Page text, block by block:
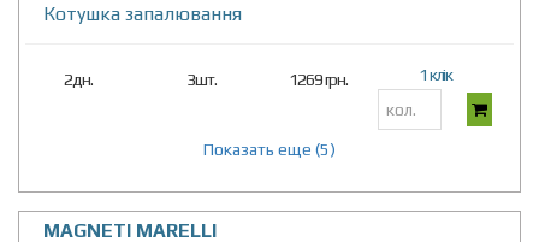
Котушка запалювання
2дн. 3шт. 1269 грн. 1 клік
Показать еще (5)
MAGNETI MARELLI